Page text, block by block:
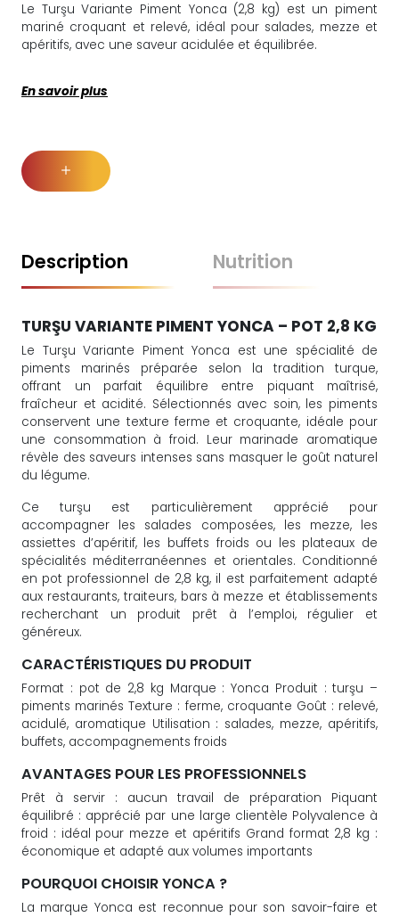
Le Turşu Variante Piment Yonca (2,8 kg) est un piment
mariné croquant et relevé, idéal pour salades, mezze et
apéritifs, avec une saveur acidulée et équilibrée.
En savoir plus
Description Nutrition
TURŞU VARIANTE PIMENT YONCA – POT 2,8 KG
Le Turşu Variante Piment Yonca est une spécialité de
piments marinés préparée selon la tradition turque,
offrant un parfait équilibre entre piquant maîtrisé,
fraîcheur et acidité. Sélectionnés avec soin, les piments
conservent une texture ferme et croquante, idéale pour
une consommation à froid. Leur marinade aromatique
révèle des saveurs intenses sans masquer le goût naturel
du légume.
Ce turşu est particulièrement apprécié pour
accompagner les salades composées, les mezze, les
assiettes d’apéritif, les buffets froids ou les plateaux de
spécialités méditerranéennes et orientales. Conditionné
en pot professionnel de 2,8 kg, il est parfaitement adapté
aux restaurants, traiteurs, bars à mezze et établissements
recherchant un produit prêt à l’emploi, régulier et
généreux.
CARACTÉRISTIQUES DU PRODUIT
Format : pot de 2,8 kg Marque : Yonca Produit : turşu –
piments marinés Texture : ferme, croquante Goût : relevé,
acidulé, aromatique Utilisation : salades, mezze, apéritifs,
buffets, accompagnements froids
AVANTAGES POUR LES PROFESSIONNELS
Prêt à servir : aucun travail de préparation Piquant
équilibré : apprécié par une large clientèle Polyvalence à
froid : idéal pour mezze et apéritifs Grand format 2,8 kg :
économique et adapté aux volumes importants
POURQUOI CHOISIR YONCA ?
La marque Yonca est reconnue pour son savoir-faire et